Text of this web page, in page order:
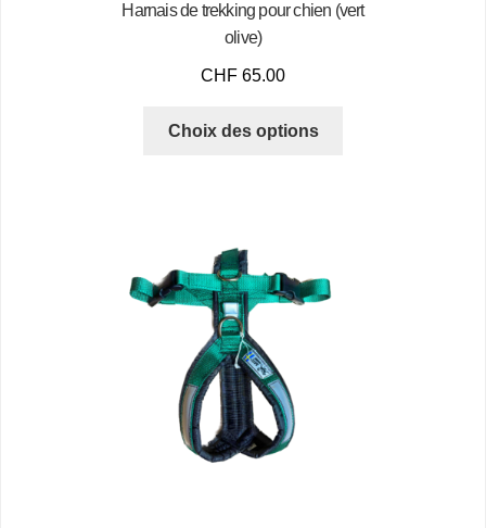
Harnais de trekking pour chien (vert
olive)
CHF 65.00
Choix des options